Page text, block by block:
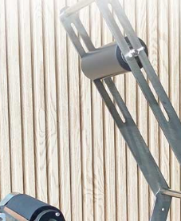
Lưu Ý Cần Biết Khi
Máy Hàn Túi Mini
2019